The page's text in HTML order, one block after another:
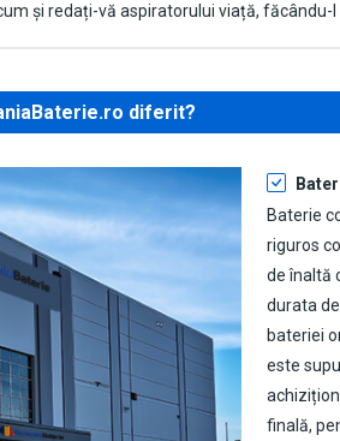
și redați-vă aspiratorului viață,
diferit?
Baterie
riguros
de înaltă
durata
bateriei
este
finală,